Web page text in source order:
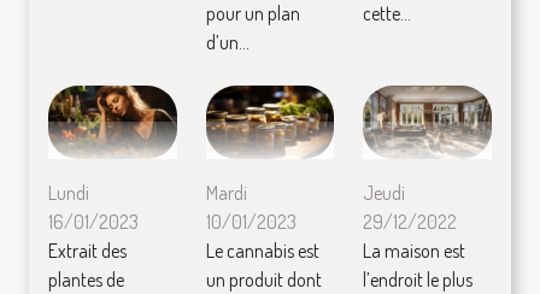
pour un plan
d’un...
cette...
Lundi
16/01/2023
Extrait des
plantes de
Mardi
10/01/2023
Le cannabis est
un produit dont
Jeudi
29/12/2022
La maison est
l’endroit le plus